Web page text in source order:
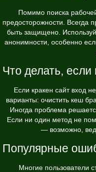
Помимо поиска
предосторожности. Всегда
быть защищено.
анонимности, особенно
Что делать, если
Если кракен сайт вход
варианты: очистить кеш
Иногда проблема
Если ни один метод не
— возможно,
Популярные
Многие пользователи